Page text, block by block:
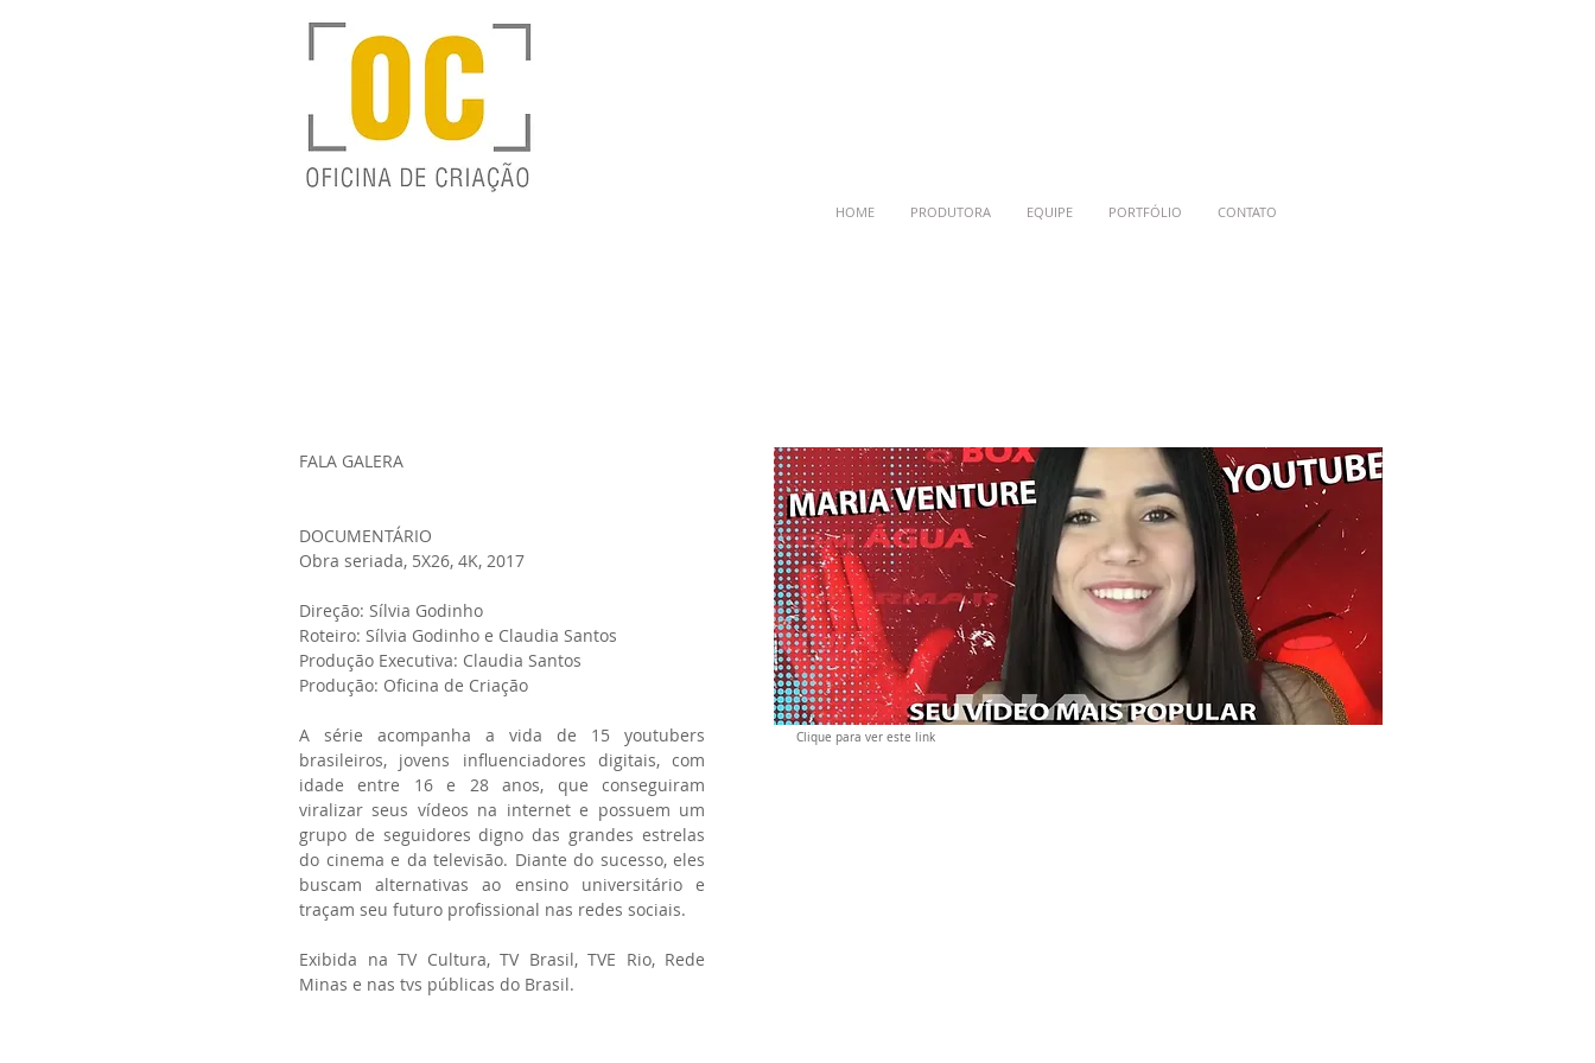
HOME PRODUTORA EQUIPE PORTFÓLIO CONTATO
FALA GALERA
DOCUMENTÁRIO
Obra seriada, 5X26, 4K, 2017
Direção: Sílvia Godinho
Roteiro: Sílvia Godinho e Claudia Santos
Produção Executiva: Claudia Santos
Produção: Oficina de Criação
A série acompanha a vida de 15 youtubers
brasileiros, jovens influenciadores digitais, com
idade entre 16 e 28 anos, que conseguiram
viralizar seus vídeos na internet e possuem um
grupo de seguidores digno das grandes estrelas
do cinema e da televisão. Diante do sucesso, eles
buscam alternativas ao ensino universitário e
traçam seu futuro profissional nas redes sociais.
Exibida na TV Cultura, TV Brasil, TVE Rio, Rede
Minas e nas tvs públicas do Brasil.
Clique para ver este link